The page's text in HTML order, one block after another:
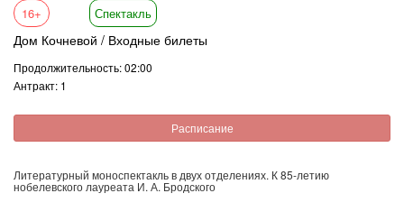
16+ Спектакль
Дом Кочневой / Входные билеты
Продолжительность: 02:00
Антракт: 1
Расписание
Литературный моноспектакль в двух отделениях. К 85-летию
нобелевского лауреата И. А. Бродского